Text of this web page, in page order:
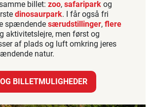
billet: zoo, safaripark og
dinosaurpark. I får også fri
spændende særudstillinger, flere
aktivitetslejre, men først og
af plads og luft omkring jeres
natur.
BILLETMULIGHEDER